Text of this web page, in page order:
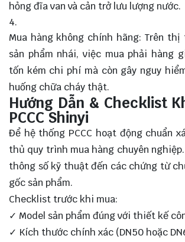
hỏng đĩa van và cản trở lưu lượng nước.
Mua hàng không chính hãng: Trên
sản phẩm nhái, việc mua phải hàng
tốn kém chi phí mà còn gây nguy
huống chữa cháy thật.
Hướng Dẫn & Checklist
PCCC Shinyi
Để hệ thống PCCC hoạt động chuẩn
thủ quy trình mua hàng chuyên
thông số kỹ thuật đến các chứng từ
gốc sản phẩm.
Checklist trước khi mua:
✓ Model sản phẩm đúng với thiết kế
✓ Kích thước chính xác (DN50 hoặc